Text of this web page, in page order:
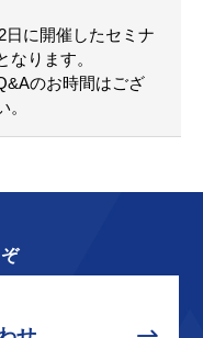
日に開催したセミナ
ります。
のお時間はござ